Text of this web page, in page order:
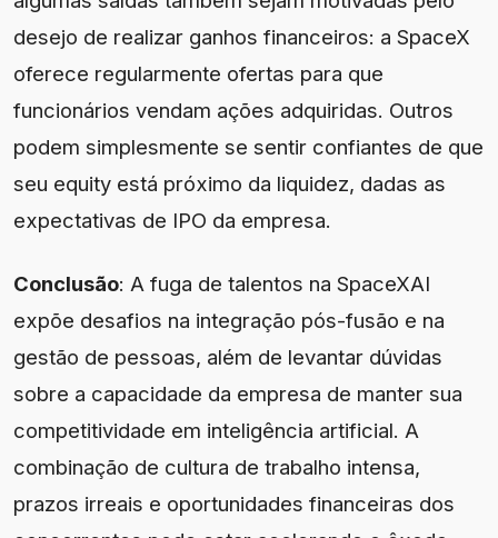
desejo de realizar ganhos financeiros: a SpaceX
oferece regularmente ofertas para que
funcionários vendam ações adquiridas. Outros
podem simplesmente se sentir confiantes de que
seu equity está próximo da liquidez, dadas as
expectativas de IPO da empresa.
Conclusão: A fuga de talentos na SpaceXAI
expõe desafios na integração pós-fusão e na
gestão de pessoas, além de levantar dúvidas
sobre a capacidade da empresa de manter sua
competitividade em inteligência artificial. A
combinação de cultura de trabalho intensa,
prazos irreais e oportunidades financeiras dos